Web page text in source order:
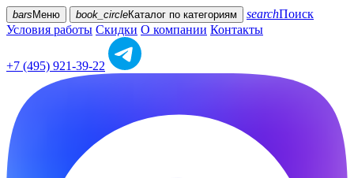
bars Меню book_circleКаталог по категориям searchПоиск
Условия работы Скидки О компании Контакты
+7 (495) 921-39-22